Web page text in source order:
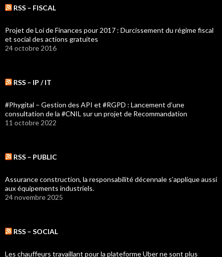
RSS – FISCAL
Projet de Loi de Finances pour 2017 : Durcissement du régime fiscal
et social des actions gratuites
24 octobre 2016
RSS – IP / IT
#Phygital – Gestion des API et #RGPD : Lancement d’une
consultation de la #CNIL sur un projet de Recommandation
11 octobre 2022
RSS – PUBLIC
Assurance construction, la responsabilité décennale s’applique aussi
aux équipements industriels.
24 novembre 2025
RSS – SOCIAL
Les chauffeurs travaillant pour la plateforme Uber ne sont plus